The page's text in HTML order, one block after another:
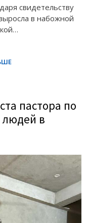
свидетельству
в набожной
пастора по
в